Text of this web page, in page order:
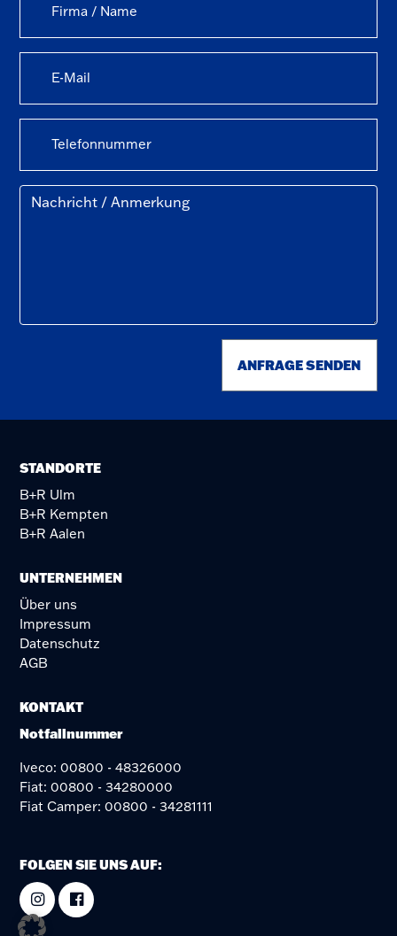
ANFRAGE SENDEN
STANDORTE
B+R Ulm
B+R Kempten
B+R Aalen
UNTERNEHMEN
Über uns
Impressum
Datenschutz
AGB
KONTAKT
Notfallnummer
Iveco: 00800 - 48326000
Fiat: 00800 - 34280000
Fiat Camper: 00800 - 34281111
FOLGEN SIE UNS AUF: